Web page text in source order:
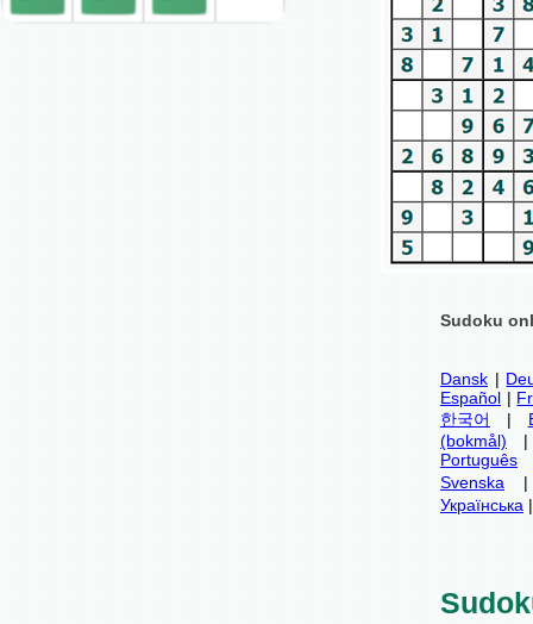
Sudoku
Dansk |
Español |
한국어
|
(bokmål)
Português
Svenska
Українська